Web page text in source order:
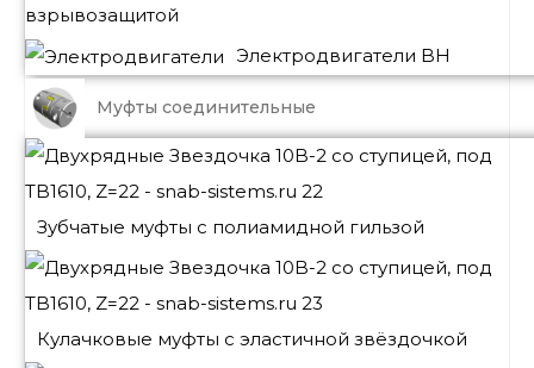
взрывозащитой
Электродвигатели BH
Муфты соединительные
Зубчатые муфты с полиамидной гильзой
Кулачковые муфты с эластичной звёздочкой